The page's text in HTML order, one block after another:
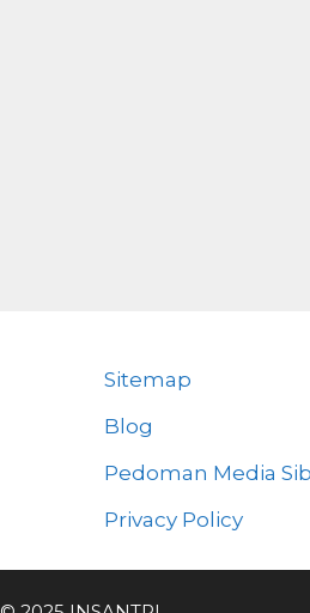
Sitemap
Blog
Pedoman Media
Privacy Policy